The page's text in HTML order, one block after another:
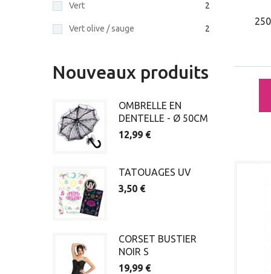
Vert 2
Vert olive / sauge 2
Nouveaux produits
OMBRELLE EN
DENTELLE - Ø 50CM
12,99 €
TATOUAGES UV
3,50 €
CORSET BUSTIER
NOIR S
19,99 €